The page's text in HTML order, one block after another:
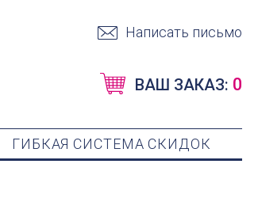
Написать письмо
ВАШ ЗАКАЗ: 0
ГИБКАЯ СИСТЕМА СКИДОК